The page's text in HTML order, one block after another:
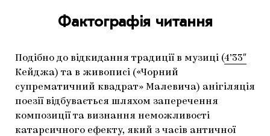
Фактографія читання
Подібно до відкидання традиції в музиці (4’33″
Кейджа) та в живописі («Чорний
супрематичний квадрат» Малевича) анігіляція
поезії відбувається шляхом заперечення
композиції та визнання неможливості
катарсичного ефекту, який з часів античної